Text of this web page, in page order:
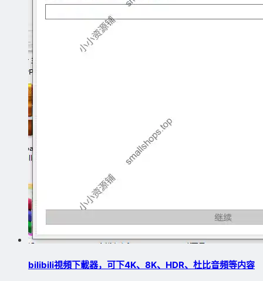
bilibili視頻下載器，可下4K、8K、HDR、杜比音頻等内容